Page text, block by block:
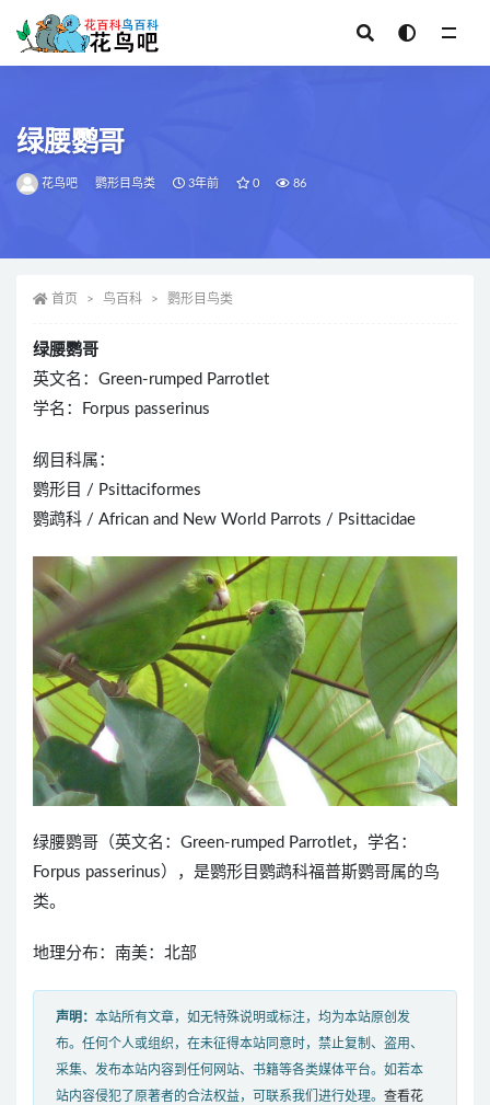
绿腰鹦哥
花鸟吧 鹦形目鸟类 3年前 0 86
首页 鸟百科 鹦形目鸟类
绿腰鹦哥
英文名：Green-rumped Parrotlet
学名：Forpus passerinus
纲目科属：
鹦形目 / Psittaciformes
鹦鹉科 / African and New World Parrots / Psittacidae
绿腰鹦哥（英文名：Green-rumped Parrotlet，学名：
Forpus passerinus），是鹦形目鹦鹉科福普斯鹦哥属的鸟
类。
地理分布：南美：北部
声明： 本站所有文章，如无特殊说明或标注，均为本站原创发
布。任何个人或组织，在未征得本站同意时，禁止复制、盗用、
采集、发布本站内容到任何网站、书籍等各类媒体平台。如若本
站内容侵犯了原著者的合法权益，可联系我们进行处理。 查看花